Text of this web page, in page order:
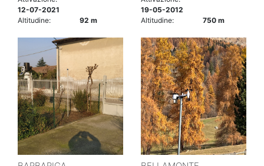
12-07-2021
Altitudine:
92 m
19-05-2012
Altitudine:
750 m